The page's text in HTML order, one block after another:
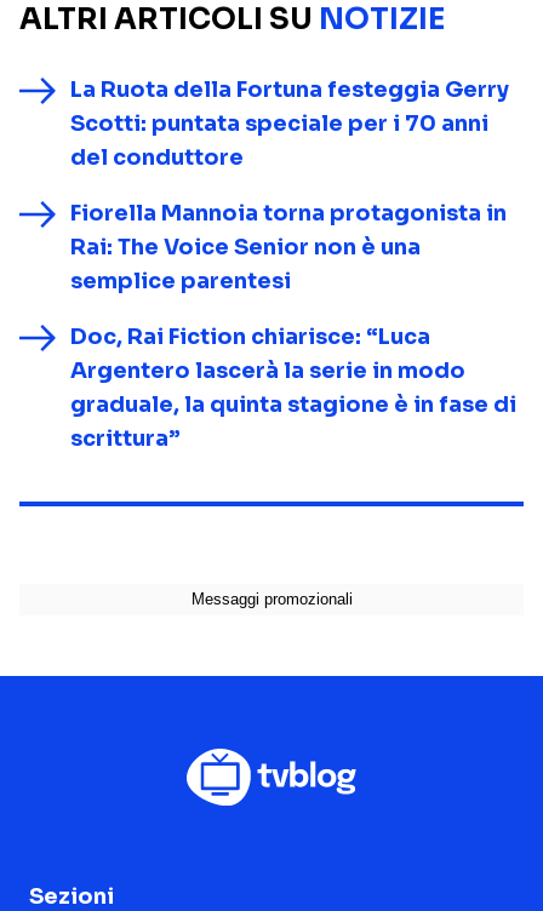
ALTRI ARTICOLI SU NOTIZIE
La Ruota della Fortuna festeggia Gerry
Scotti: puntata speciale per i 70 anni
del conduttore
Fiorella Mannoia torna protagonista in
Rai: The Voice Senior non è una
semplice parentesi
Doc, Rai Fiction chiarisce: “Luca
Argentero lascerà la serie in modo
graduale, la quinta stagione è in fase di
scrittura”
Sezioni